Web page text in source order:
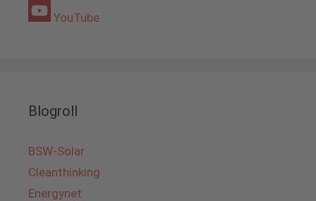
YouTube
Blogroll
BSW-Solar
Cleanthinking
Energynet